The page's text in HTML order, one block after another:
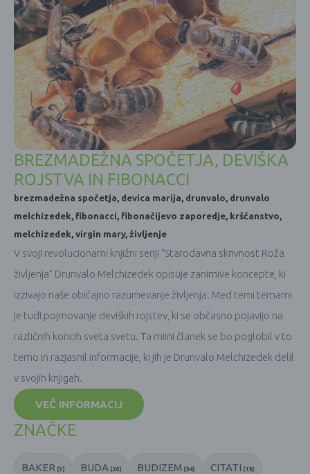
BREZMADEŽNA SPOČETJA, DEVIŠKA
ROJSTVA IN FIBONACCI
brezmadežna spočetja, devica marija, drunvalo, drunvalo
melchizedek, fibonacci, fibonačijevo zaporedje, krščanstvo,
melchizedek, virgin mary, življenje
V svoji revolucionarni knjižni seriji “Starodavna skrivnost Roža
življenja” Drunvalo Melchizedek opisuje zanimive koncepte, ki
izzivajo naše običajno razumevanje življenja. Med temi temami
je tudi pojmovanje deviških rojstev, ki se občasno pojavijo na
različnih koncih sveta svetu. Ta miini članek se bo poglobil v to
temo in razjasnil informacije, ki jih je Drunvalo Melchizedek delil
v svojih knjigah.
VEČ INFORMACIJ
ZNAČKE
BAKER (5) BUDA (20) BUDIZEM (34) CITATI (13)